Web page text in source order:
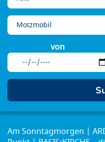
von
Am Sonntagmorgen